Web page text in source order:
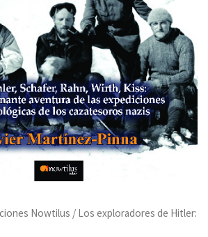
Nowtilus / Los exploradores de Hitler: